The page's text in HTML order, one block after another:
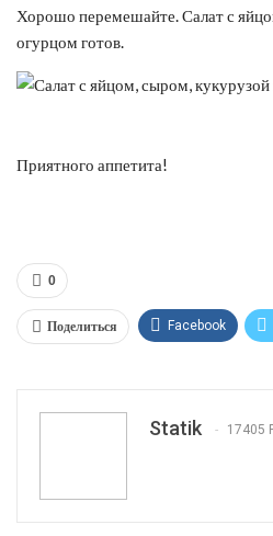
Хорошо перемешайте. Салат с
огурцом готов.
Приятного аппетита!
0
Поделиться Facebook
Statik 17405